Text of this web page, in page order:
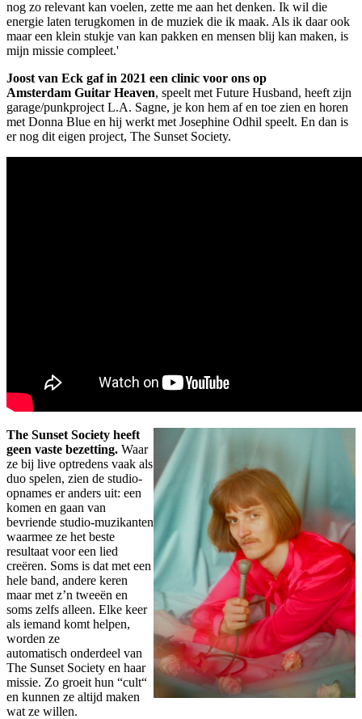
nog zo relevant kan voelen, zette me aan het denken. Ik wil die
energie laten terugkomen in de muziek die ik maak. Als ik daar ook
maar een klein stukje van kan pakken en mensen blij kan maken, is
mijn missie compleet.'
Joost van Eck gaf in 2021 een clinic voor ons op
Amsterdam Guitar Heaven, speelt met Future Husband, heeft zijn
garage/punkproject L.A. Sagne, je kon hem af en toe zien en horen
met Donna Blue en hij werkt met Josephine Odhil speelt. En dan is
er nog dit eigen project, The Sunset Society.
The Sunset Society heeft
geen vaste bezetting. Waar
ze bij live optredens vaak als
duo spelen, zien de studio-
opnames er anders uit: een
komen en gaan van
bevriende studio-muzikanten
waarmee ze het beste
resultaat voor een lied
creëren. Soms is dat met een
hele band, andere keren
maar met z’n tweeën en
soms zelfs alleen. Elke keer
als iemand komt helpen,
worden ze
automatisch onderdeel van
The Sunset Society en haar
missie. Zo groeit hun “cult“
en kunnen ze altijd maken
wat ze willen.